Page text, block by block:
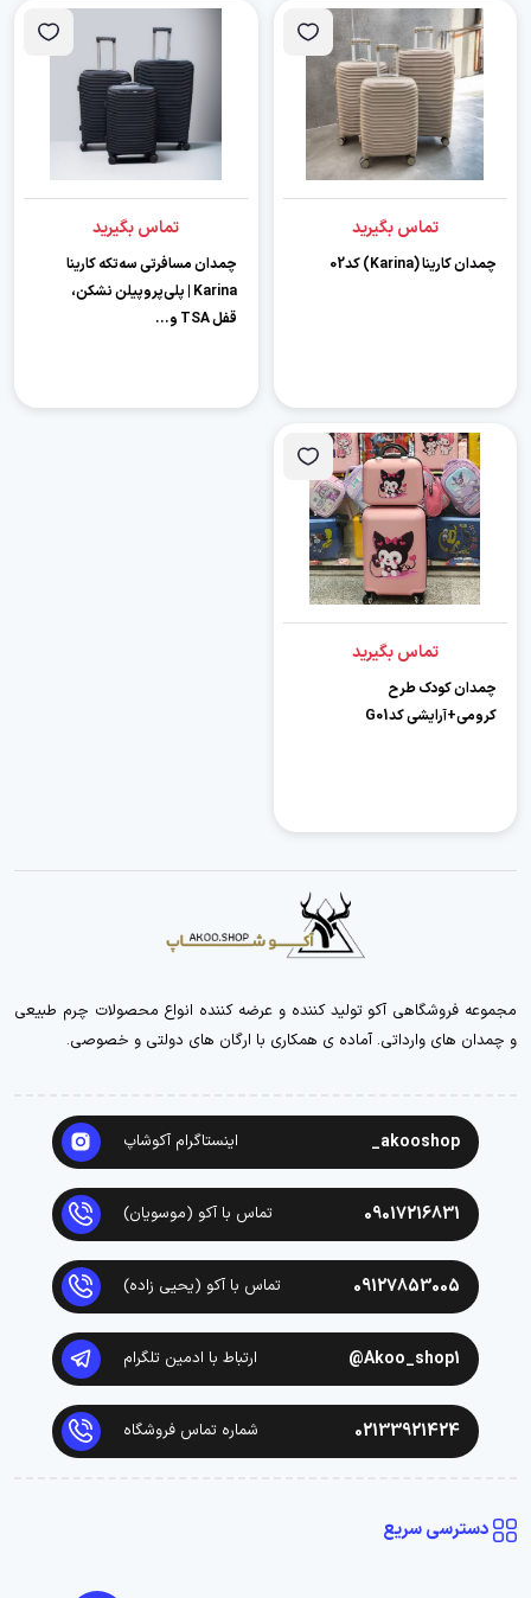
تماس بگیرید
چمدان کارینا (Karina) کد02
تماس بگیرید
چمدان مسافرتی سه‌تکه کارینا
Karina | پلی‌پروپیلن نشکن،
قفل TSA و...
تماس بگیرید
چمدان کودک طرح
کرومی+آرایشی کدG01
مجموعه فروشگاهی آکو تولید کننده و عرضه کننده انواع محصولات چرم طبیعی
و چمدان های وارداتی. آماده ی همکاری با ارگان های دولتی و خصوصی.
akooshop_ اینستاگرام آکوشاپ
09017216831 تماس با آکو (موسویان)
09127853005 تماس با آکو (یحیی زاده)
Akoo_shop1@ ارتباط با ادمین تلگرام
02133921424 شماره تماس فروشگاه
دسترسی سریع